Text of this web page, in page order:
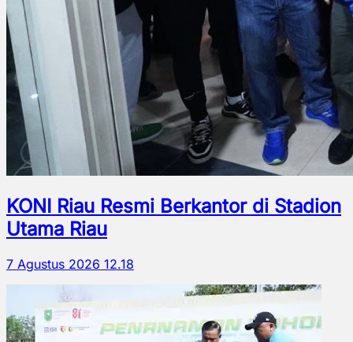
KONI Riau Resmi Berkantor di Stadion
Utama Riau
7 Agustus 2026 12.18